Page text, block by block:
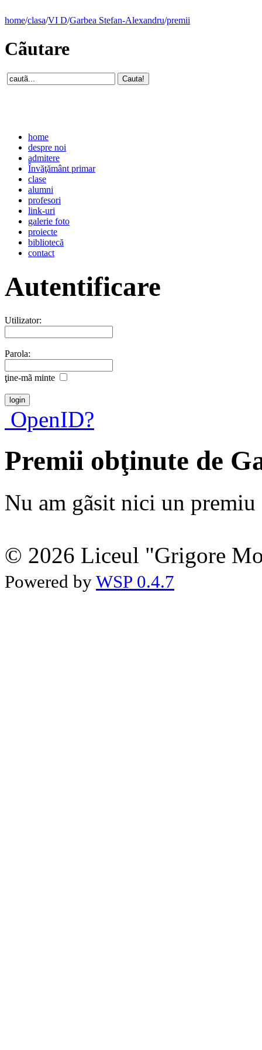
home/clasa/VI D/Garbea Stefan-Alexandru/premii
Cãutare
home
despre noi
admitere
Învăţământ primar
clase
alumni
profesori
link-uri
galerie foto
proiecte
bibliotecă
contact
Autentificare
Utilizator:
Parola:
ţine-mã minte
OpenID?
Premii obţinute de
Nu am gãsit nici un premiu
© 2026 Liceul "Grigore
Powered by WSP 0.4.7